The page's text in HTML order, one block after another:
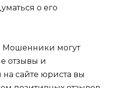
о его
Мошенники могут
отзывы и
сайте юриста вы